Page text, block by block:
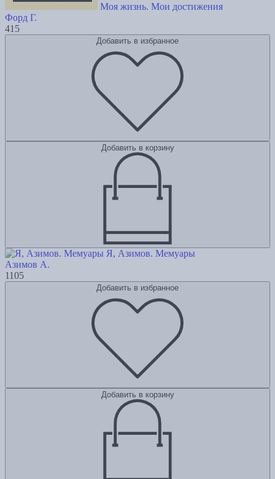
Моя жизнь. Мои достижения
Форд Г.
415
Добавить в избранное
Добавить в корзину
Я, Азимов. Мемуары
Азимов А.
1105
Добавить в избранное
Добавить в корзину